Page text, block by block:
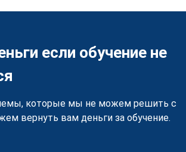
если обучение не
которые мы не можем решить с
вернуть вам деньги за обучение.